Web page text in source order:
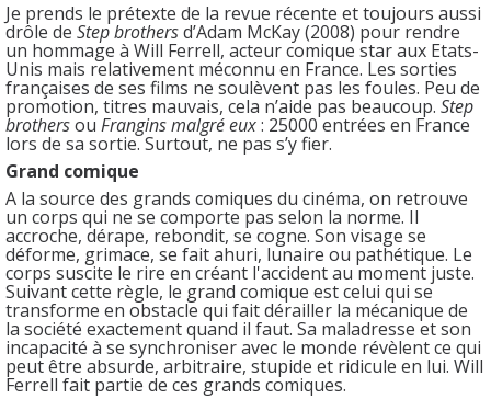
Je prends le prétexte de la revue récente et toujours aussi
drôle de Step brothersd’Adam McKay (2008) pour rendre
un hommage à Will Ferrell, acteur comique star aux Etats-
Unis mais relativement méconnu en France. Les sorties
françaises de ses films ne soulèvent pas les foules. Peu de
promotion, titres mauvais, cela n’aide pas beaucoup. Step
brothersou Frangins malgré eux: 25000 entrées en France
lors de sa sortie. Surtout, ne pas s’y fier.
Grand comique
A la source des grands comiques du cinéma, on retrouve
un corps qui ne se comporte pas selon la norme. Il
accroche, dérape, rebondit, se cogne. Son visage se
déforme, grimace, se fait ahuri, lunaire ou pathétique. Le
corps suscite le rire en créant l'accident au moment juste.
Suivant cette règle, le grand comique est celui qui se
transforme en obstacle qui fait dérailler la mécanique de
la société exactement quand il faut. Sa maladresse et son
incapacité à se synchroniser avec le monde révèlent ce qui
peut être absurde, arbitraire, stupide et ridicule en lui. Will
Ferrell fait partie de ces grands comiques.